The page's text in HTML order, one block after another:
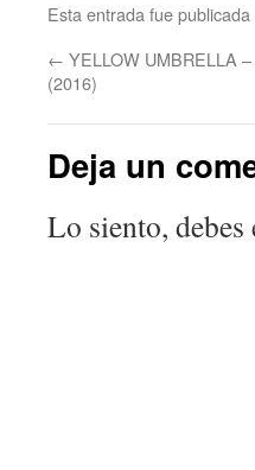
Esta entrada fue publicada
← YELLOW UMBRELLA
(2016)
Deja un
Lo siento, debes